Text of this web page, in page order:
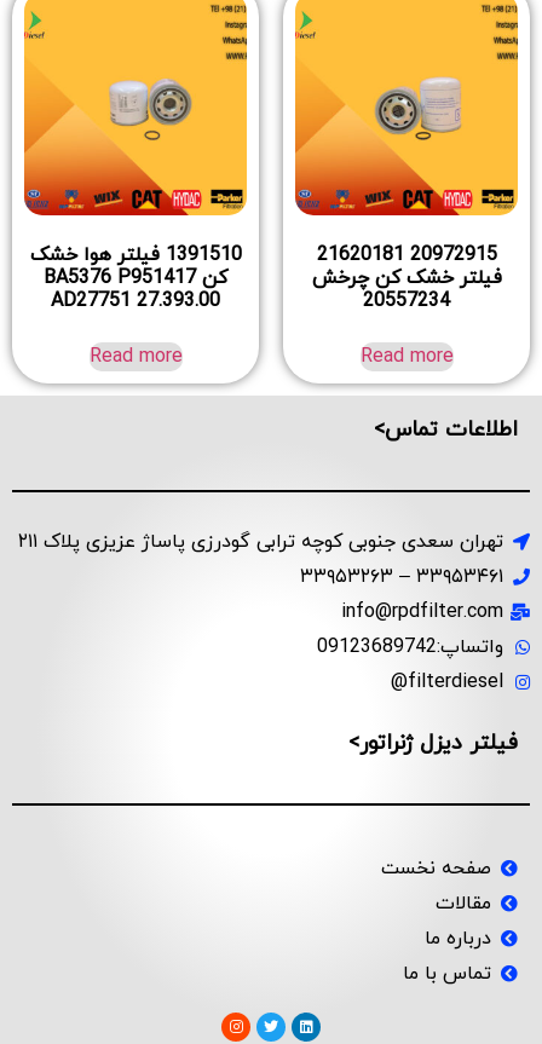
1391510 فیلتر هوا خشک
کن BA5376 P951417
AD27751 27.393.00
Read more
پاساژ عزیزی پلاک ۲۱۱